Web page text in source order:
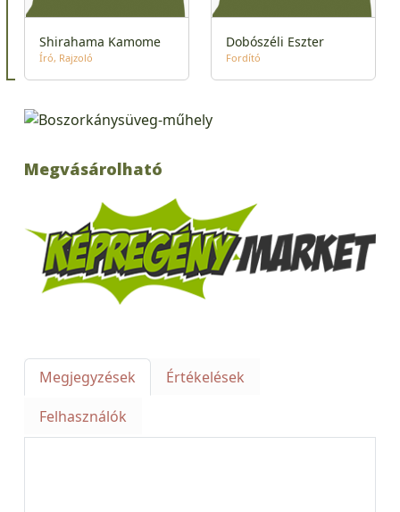
Shirahama Kamome
Író Rajzoló
Dobószéli Eszter
Fordító
Megvásárolható
Megjegyzések
Értékelések
Felhasználók